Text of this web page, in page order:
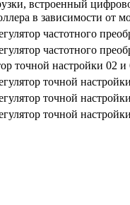
встроенный
в зависимости
частотного
частотного
точной настройки 02
точной
точной
точной